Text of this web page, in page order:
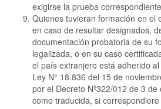
exigirse la prueba
Quienes tuvieran formación en el
en caso de resultar designados,
documentación probatoria de su
legalizada, o en su caso
el país extranjero está adherido
Ley N° 18.836 del 15 de
por el Decreto Nº322/012 de 3
como traducida, si